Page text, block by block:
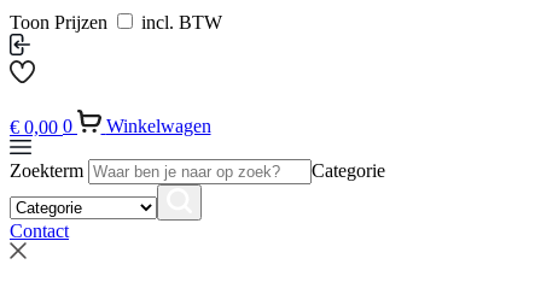
Toon Prijzen incl. BTW
€ 0,00 0 Winkelwagen
Zoekterm Categorie
Contact